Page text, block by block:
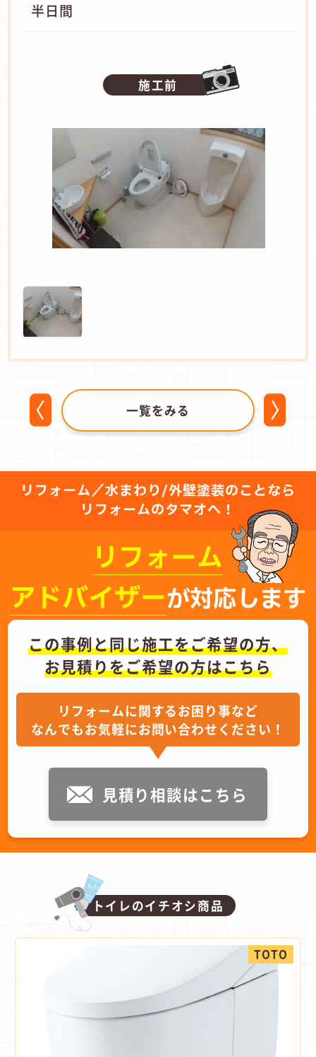
半日間
施工前
一覧をみる
リフォーム／水まわり/外壁塗装のことなら
リフォームのタマオへ！
リフォーム
アドバイザーが対応します
この事例と同じ施工をご希望の方、
お見積りをご希望の方はこちら
リフォームに関するお困り事など
なんでもお気軽にお問い合わせください！
見積り相談はこちら
トイレのイチオシ商品
TOTO